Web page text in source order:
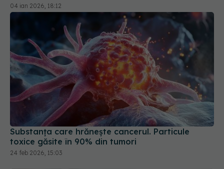
04 ian 2026, 18:12
Substanța care hrănește cancerul. Particule
toxice găsite în 90% din tumori
24 feb 2026, 15:03